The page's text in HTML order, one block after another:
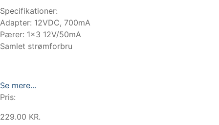
Specifikationer:
Adapter: 12VDC, 700mA
Pærer: 1×3 12V/50mA
Samlet strømforbru
Se mere...
Pris:
229.00 KR.